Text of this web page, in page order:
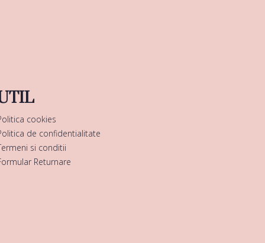
cookies
de confidentialitate
si conditii
Returnare